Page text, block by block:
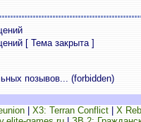
[ Тема закрыта ]
позывов... (forbidden)
| X3: Terran Conflict| X